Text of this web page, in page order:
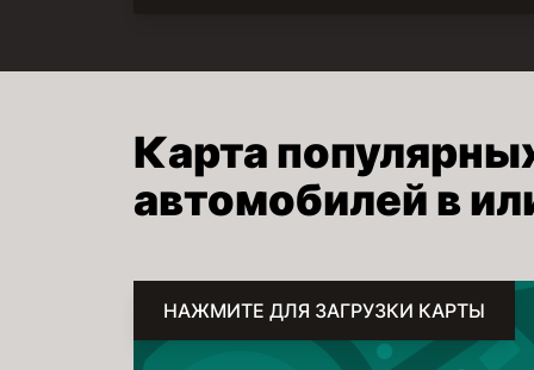
Карта
автомобилей в
НАЖМИТЕ ДЛЯ ЗАГРУЗКИ КАРТЫ